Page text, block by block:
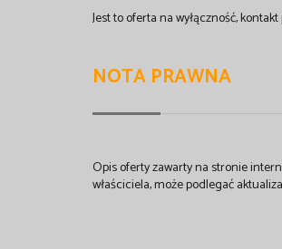
Jest to oferta na wyłączność,
NOTA PRAWNA
Opis oferty zawarty na stronie
właściciela, może podlegać